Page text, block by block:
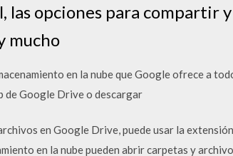
las opciones para compartir
mucho
en la nube que Google ofrece a
de Google Drive o descargar
en Google Drive, puede usar la
en la nube pueden abrir carpetas y